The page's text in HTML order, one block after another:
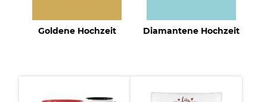
Goldene Hochzeit Diamantene Hochzeit